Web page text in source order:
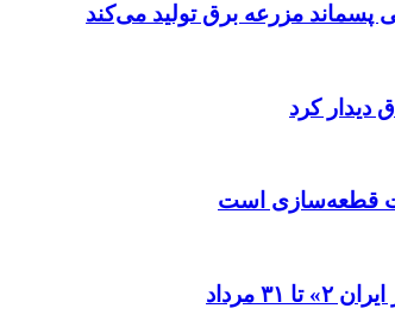
پسماند مزرعه‌ برق تولید می‌کند
دیدار کرد
قطعه‌سازی است
مرداد